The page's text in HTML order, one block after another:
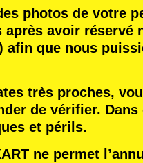
photos de votre
avoir réservé
afin que nous
très proches,
de vérifier.
et périls.
ne permet